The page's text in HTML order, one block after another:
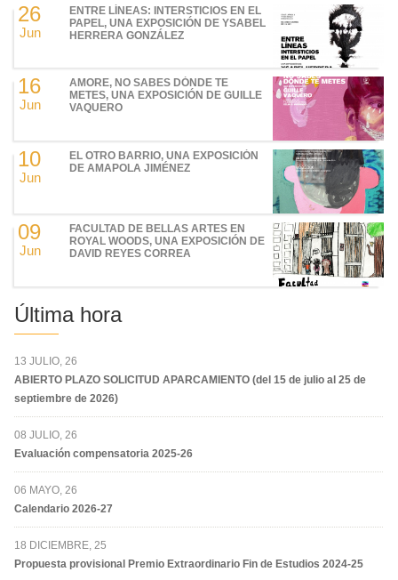
26
Jun
ENTRE LÍNEAS: INTERSTICIOS EN EL
PAPEL, UNA EXPOSICIÓN DE YSABEL
HERRERA GONZÁLEZ
16
Jun
AMORE, NO SABES DÓNDE TE
METES, UNA EXPOSICIÓN DE GUILLE
VAQUERO
10
Jun
EL OTRO BARRIO, UNA EXPOSICIÓN
DE AMAPOLA JIMÉNEZ
09
Jun
FACULTAD DE BELLAS ARTES EN
ROYAL WOODS, UNA EXPOSICIÓN DE
DAVID REYES CORREA
Última hora
13 JULIO, 26
ABIERTO PLAZO SOLICITUD APARCAMIENTO (del 15 de julio al 25 de
septiembre de 2026)
08 JULIO, 26
Evaluación compensatoria 2025-26
06 MAYO, 26
Calendario 2026-27
18 DICIEMBRE, 25
Propuesta provisional Premio Extraordinario Fin de Estudios 2024-25